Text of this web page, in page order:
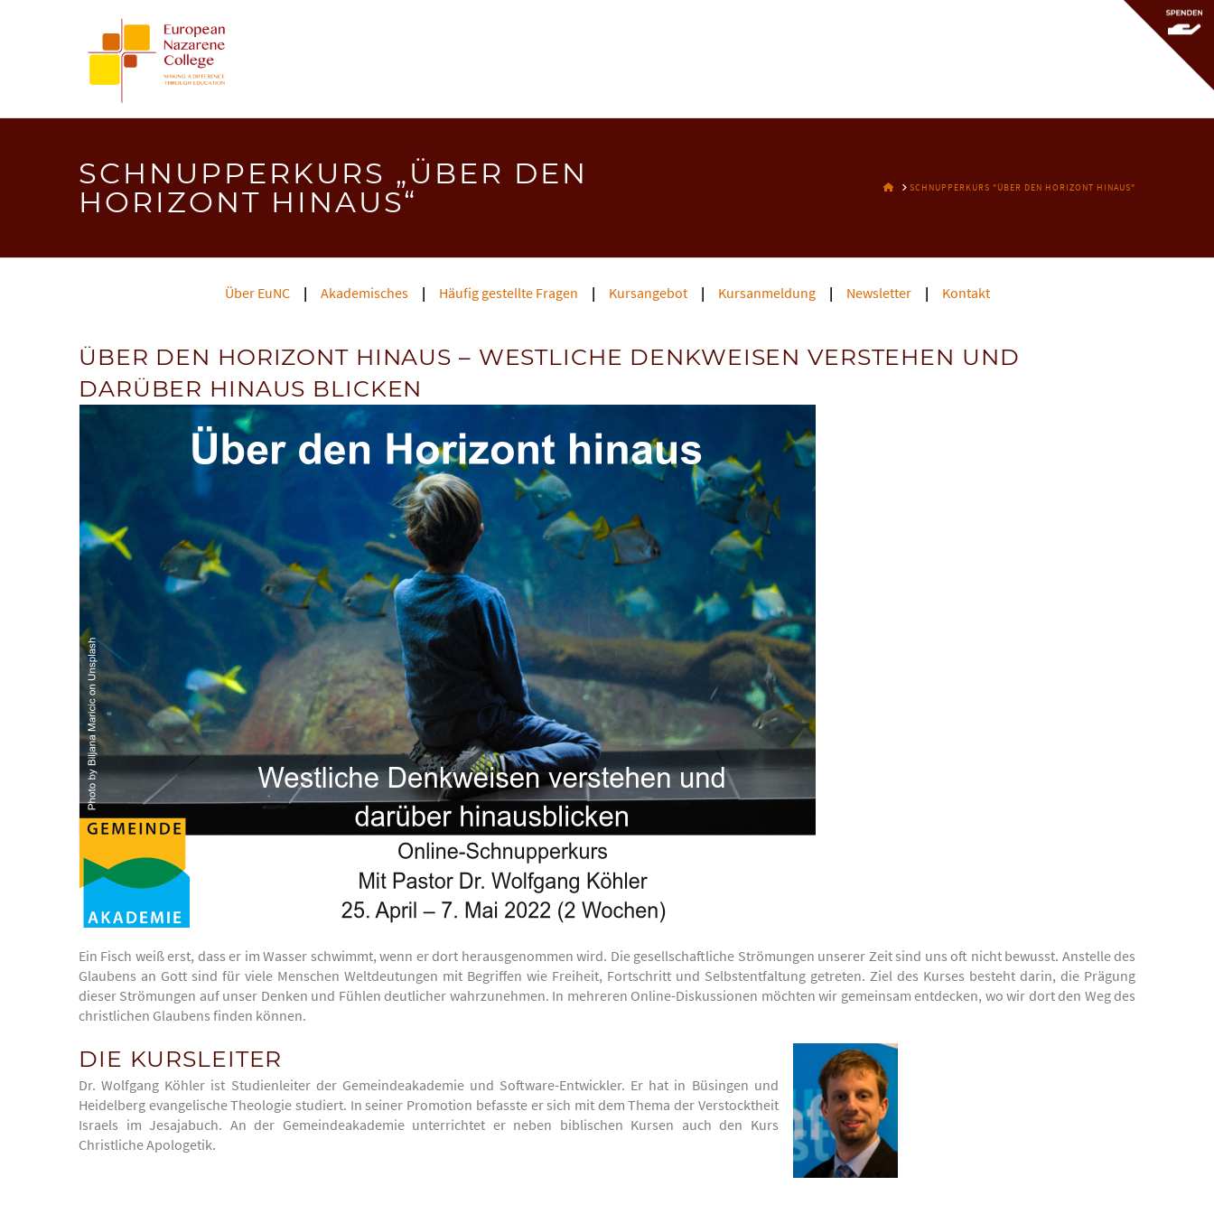
SCHNUPPERKURS „ÜBER DEN
HORIZONT HINAUS“
HOMESCHNUPPERKURS "ÜBER DEN HORIZONT HINAUS"
Über EuNC Akademisches Häufig gestellte Fragen Kursangebot Kursanmeldung Newsletter Kontakt
ÜBER DEN HORIZONT HINAUS – WESTLICHE DENKWEISEN VERSTEHEN UND
DARÜBER HINAUS BLICKEN
Ein Fisch weiß erst, dass er im Wasser schwimmt, wenn er dort herausgenommen wird. Die gesellschaftliche Strömungen unserer Zeit sind uns oft nicht bewusst. Anstelle des
Glaubens an Gott sind für viele Menschen Weltdeutungen mit Begriffen wie Freiheit, Fortschritt und Selbstentfaltung getreten. Ziel des Kurses besteht darin, die Prägung
dieser Strömungen auf unser Denken und Fühlen deutlicher wahrzunehmen. In mehreren Online-Diskussionen möchten wir gemeinsam entdecken, wo wir dort den Weg des
christlichen Glaubens finden können.
DIE KURSLEITER
Dr. Wolfgang Köhler ist Studienleiter der Gemeindeakademie und Software-Entwickler. Er hat in Büsingen und
Heidelberg evangelische Theologie studiert. In seiner Promotion befasste er sich mit dem Thema der Verstocktheit
Israels im Jesajabuch. An der Gemeindeakademie unterrichtet er neben biblischen Kursen auch den Kurs
Christliche Apologetik.